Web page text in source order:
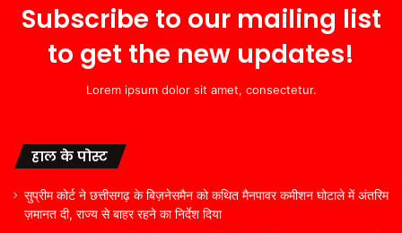
Subscribe to our mailing list
to get the new updates!
Lorem ipsum dolor sit amet, consectetur.
हाल के पोस्ट
सुप्रीम कोर्ट ने छत्तीसगढ़ के बिज़नेसमैन को कथित मैनपावर कमीशन घोटाले में अंतरिम
ज़मानत दी, राज्य से बाहर रहने का निर्देश दिया